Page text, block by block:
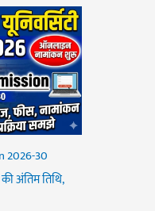
2026-30
अंतिम तिथि,